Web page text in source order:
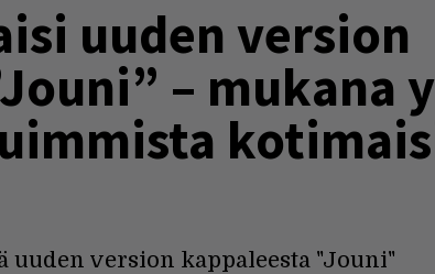
uuden version
– mukana
uuden version kappaleesta "Jouni"